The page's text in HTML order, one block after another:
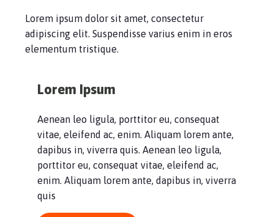
Lorem ipsum dolor sit amet, consectetur
adipiscing elit. Suspendisse varius enim in eros
elementum tristique.
Lorem Ipsum
Aenean leo ligula, porttitor eu, consequat
vitae, eleifend ac, enim. Aliquam lorem ante,
dapibus in, viverra quis. Aenean leo ligula,
porttitor eu, consequat vitae, eleifend ac,
enim. Aliquam lorem ante, dapibus in, viverra
quis